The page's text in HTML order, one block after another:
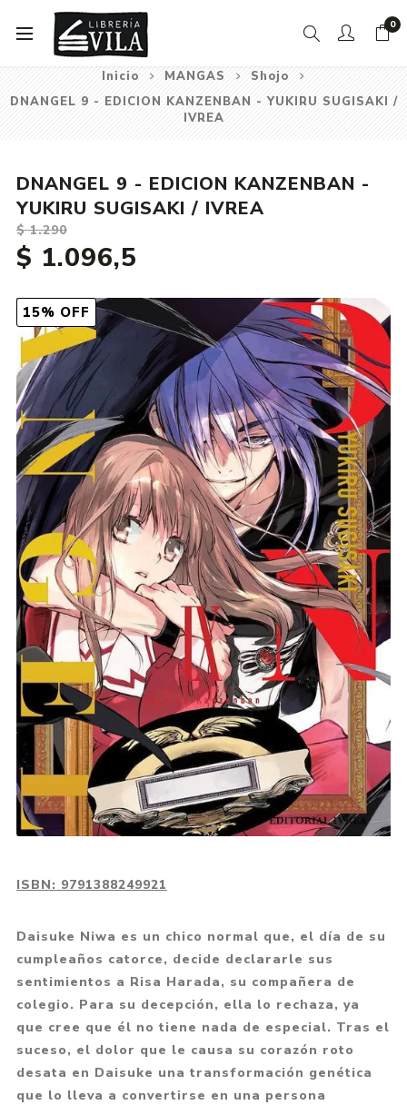
0
Inicio MANGAS
Shojo
DNANGEL 9 - EDICION KANZENBAN - YUKIRU SUGISAKI /
IVREA
15% OFF
DNANGEL 9 - EDICION KANZENBAN -
YUKIRU SUGISAKI / IVREA
$ 1.290
$ 1.096,5
ISBN: 9791388249921
Daisuke Niwa es un chico normal que, el día de su
cumpleaños catorce, decide declararle sus
sentimientos a Risa Harada, su compañera de
colegio. Para su decepción, ella lo rechaza, ya
que cree que él no tiene nada de especial. Tras el
suceso, el dolor que le causa su corazón roto
desata en Daisuke una transformación genética
que lo lleva a convertirse en una persona